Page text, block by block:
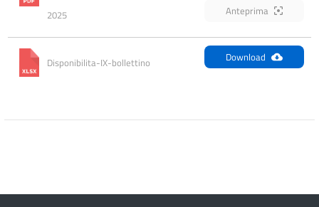
2025
Anteprima
Disponibilita-IX-bollettino Download